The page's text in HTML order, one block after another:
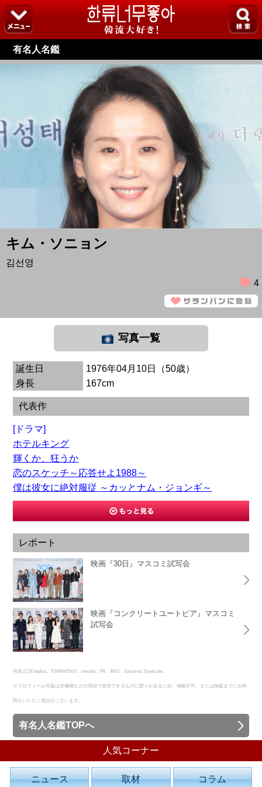
有名人名鑑
キム・ソニョン
김선영
4
写真一覧
誕生日
1976年04月10日（50歳）
身長
167cm
代表作
[ドラマ]
ホテルキング
輝くか、狂うか
恋のスケッチ～応答せよ1988～
僕は彼女に絶対服従 ～カッとナム・ジョンギ～
レポート
映画『30日』マスコミ試写会
映画『コンクリートユートピア』マスコミ
試写会
写真:(C)Fanplus、STARNEWS、innolife、PA、AMJ、Jpictures Syndicate
※プロフィール写真は肖像権などの理由で使用できるものに限りがあるため、掲載不可、または掲載までにお時
間をいただく場合がございます。
有名人名鑑TOPへ
人気コーナー
ニュース 取材 コラム